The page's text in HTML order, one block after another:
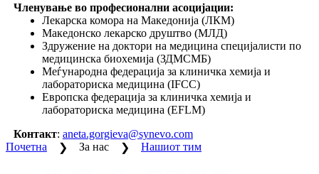
Членување во професионални асоцијации:
Лекарска комора на Македонија (ЛКМ)
Македонско лекарско друштво (МЛД)
Здружение на доктори на медицина специјалисти по
медицинска биохемија (ЗДМСМБ)
Меѓународна федерација за клиничка хемија и
лабораториска медицина (IFCC)
Европска федерација за клиничка хемија и
лабораториска медицина (EFLM)
Контакт: aneta.gorgieva@synevo.com
Почетна
За нас Нашиот тим